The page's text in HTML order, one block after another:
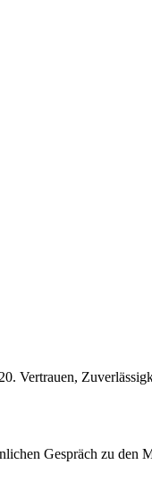
Vertrauen,
Gespräch zu den